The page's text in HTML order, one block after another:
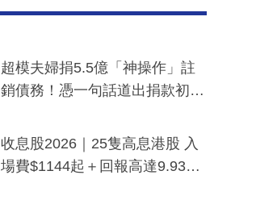
超模夫婦捐5.5億「神操作」註
銷債務！憑一句話道出捐款初
一度被誤當詐騙手段
收息股2026｜25隻高息港股 入
場費$1144起＋回報高達9.93